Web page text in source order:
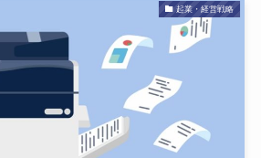
起業・経営戦略